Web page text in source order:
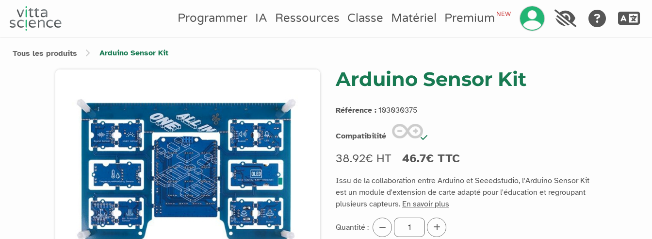
Programmer IA Ressources Classe Matériel PremiumNEW Gérez votre compte
Tous les produits Arduino Sensor Kit
Arduino Sensor Kit
Référence : 103030375
Compatibilité
38.92€ HT 46.7€ TTC
Issu de la collaboration entre Arduino et Seeedstudio, l'Arduino Sensor Kit
est un module d'extension de carte adapté pour l'éducation et regroupant
plusieurs capteurs. En savoir plus
Quantité :